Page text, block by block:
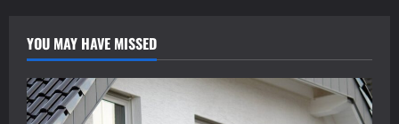
YOU MAY HAVE MISSED